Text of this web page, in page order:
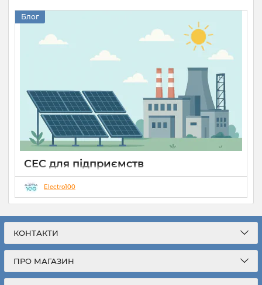
Блог
СЕС для підприємств
На сьогоднішній день сонячна енергетика дуже часто
асоціюється з тематикою екології, менше з
прогресивністю, та технологіями, але разом з тим вона
задній план - економія!
Дійсно, якщо у вас приватний будинок, який споживає
150-220кВт на місяць, то СЕС буде радше проявом
Electro100
КОНТАКТИ
ПРО МАГАЗИН